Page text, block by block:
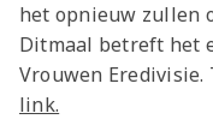
het opnieuw zullen
Ditmaal betreft het
Vrouwen
link.